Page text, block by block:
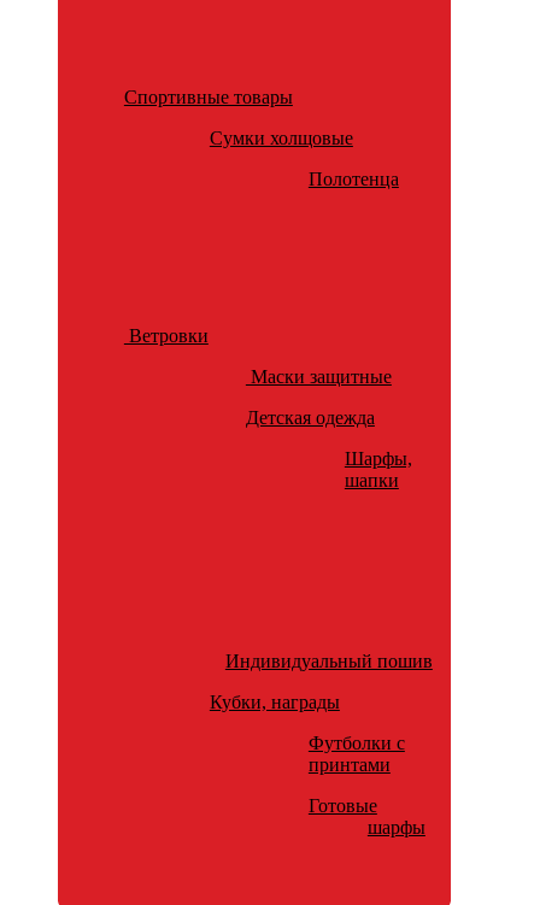
Спортивные товары
Сумки холщовые
Полотенца
Ветровки
Маски защитные
Детская одежда
Шарфы,
шапки
Индивидуальный пошив
Кубки, награды
Футболки с
принтами
Готовые
шарфы